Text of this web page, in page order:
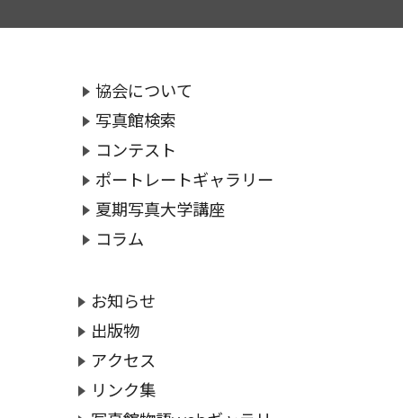
協会について
写真館検索
コンテスト
ポートレートギャラリー
夏期写真大学講座
コラム
お知らせ
出版物
アクセス
リンク集